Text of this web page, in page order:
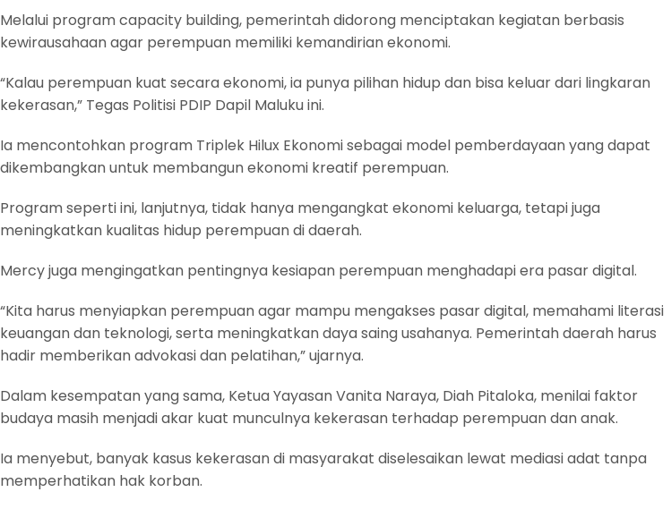
Melalui program capacity building, pemerintah didorong menciptakan kegiatan berbasis
kewirausahaan agar perempuan memiliki kemandirian ekonomi.
“Kalau perempuan kuat secara ekonomi, ia punya pilihan hidup dan bisa keluar dari lingkaran
kekerasan,” Tegas Politisi PDIP Dapil Maluku ini.
Ia mencontohkan program Triplek Hilux Ekonomi sebagai model pemberdayaan yang dapat
dikembangkan untuk membangun ekonomi kreatif perempuan.
Program seperti ini, lanjutnya, tidak hanya mengangkat ekonomi keluarga, tetapi juga
meningkatkan kualitas hidup perempuan di daerah.
Mercy juga mengingatkan pentingnya kesiapan perempuan menghadapi era pasar digital.
“Kita harus menyiapkan perempuan agar mampu mengakses pasar digital, memahami literasi
keuangan dan teknologi, serta meningkatkan daya saing usahanya. Pemerintah daerah harus
hadir memberikan advokasi dan pelatihan,” ujarnya.
Dalam kesempatan yang sama, Ketua Yayasan Vanita Naraya, Diah Pitaloka, menilai faktor
budaya masih menjadi akar kuat munculnya kekerasan terhadap perempuan dan anak.
Ia menyebut, banyak kasus kekerasan di masyarakat diselesaikan lewat mediasi adat tanpa
memperhatikan hak korban.